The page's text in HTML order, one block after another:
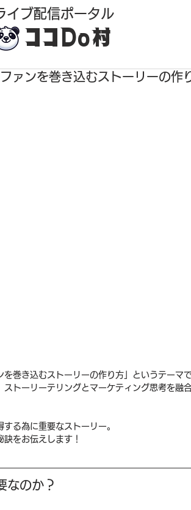
イブ配信ポータル
ココDo村
ァンを巻き込むストーリーの作
巻き込むストーリーの作り方」というテーマ
トーリーテリングとマーケティング思考を融
る為に重要なストーリー。
をお伝えします！
なのか？